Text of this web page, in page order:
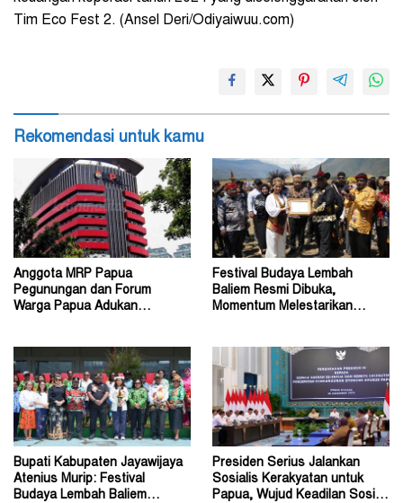
Tim Eco Fest 2. (Ansel Deri/Odiyaiwuu.com)
Rekomendasi untuk kamu
Anggota MRP Papua
Pegunungan dan Forum
Warga Papua Adukan
Festival Budaya Lembah
Baliem Resmi Dibuka,
Momentum Melestarikan
Bupati Kabupaten Jayawijaya
Atenius Murip: Festival
Budaya Lembah Baliem
Presiden Serius Jalankan
Sosialis Kerakyatan untuk
Papua, Wujud Keadilan Sosial